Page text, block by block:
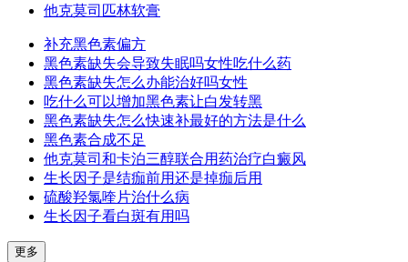
他克莫司匹林软膏
补充黑色素偏方
黑色素缺失会导致失眠吗女性吃什么药
黑色素缺失怎么办能治好吗女性
吃什么可以增加黑色素让白发转黑
黑色素缺失怎么快速补最好的方法是什么
黑色素合成不足
他克莫司和卡泊三醇联合用药治疗白癜风
生长因子是结痂前用还是掉痂后用
硫酸羟氯喹片治什么病
生长因子看白斑有用吗
更多